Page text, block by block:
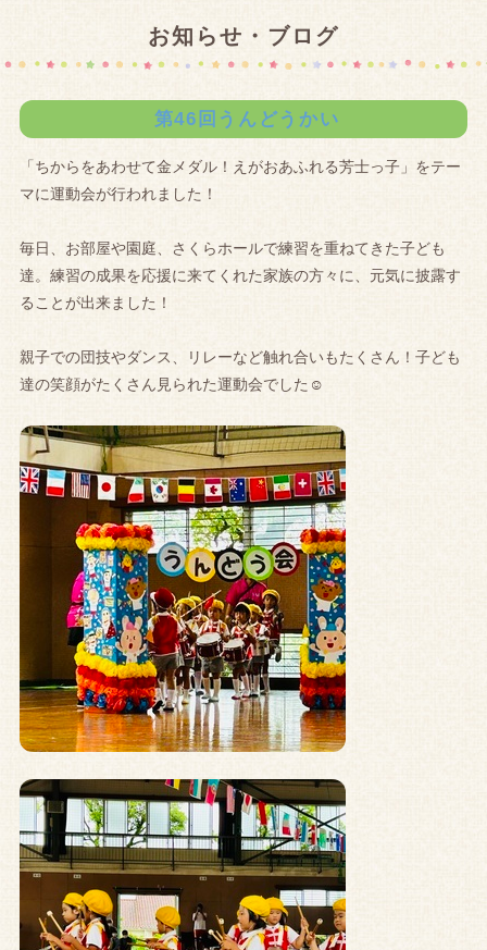
お知らせ・ブログ
第46回うんどうかい
「ちからをあわせて金メダル！えがおあふれる芳士っ子」をテー
マに運動会が行われました！
毎日、お部屋や園庭、さくらホールで練習を重ねてきた子ども
達。練習の成果を応援に来てくれた家族の方々に、元気に披露す
ることが出来ました！
親子での団技やダンス、リレーなど触れ合いもたくさん！子ども
達の笑顔がたくさん見られた運動会でした☺